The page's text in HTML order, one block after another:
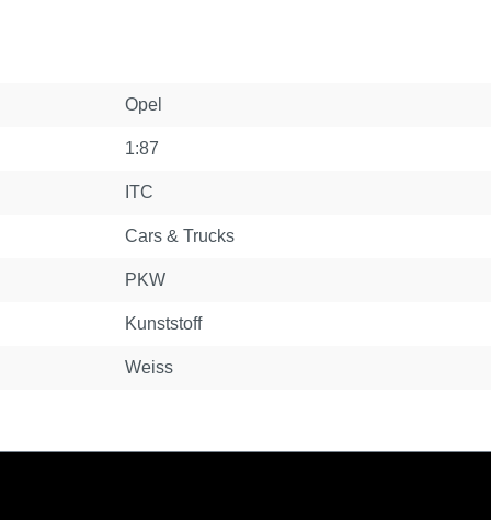
Opel
1:87
ITC
Cars & Trucks
PKW
Kunststoff
Weiss